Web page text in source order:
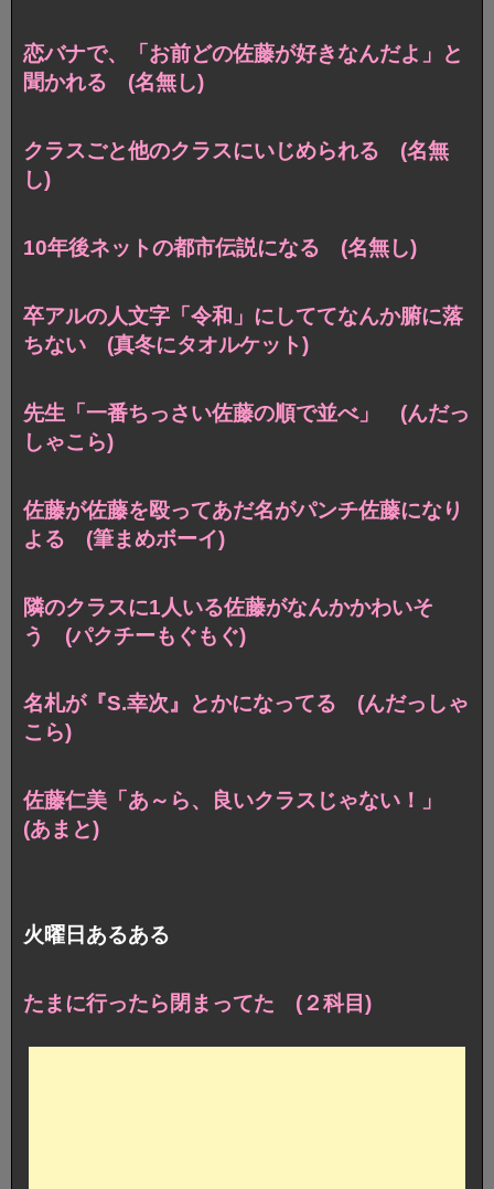
恋バナで、「お前どの佐藤が好きなんだよ」と
聞かれる (名無し)
クラスごと他のクラスにいじめられる (名無
し)
10年後ネットの都市伝説になる (名無し)
卒アルの人文字「令和」にしててなんか腑に落
ちない (真冬にタオルケット)
先生「一番ちっさい佐藤の順で並べ」 (んだっ
しゃこら)
佐藤が佐藤を殴ってあだ名がパンチ佐藤になり
よる (筆まめボーイ)
隣のクラスに1人いる佐藤がなんかかわいそ
う (パクチーもぐもぐ)
名札が『S.幸次』とかになってる (んだっしゃ
こら)
佐藤仁美「あ～ら、良いクラスじゃない！」
(あまと)
火曜日あるある
たまに行ったら閉まってた (２科目)